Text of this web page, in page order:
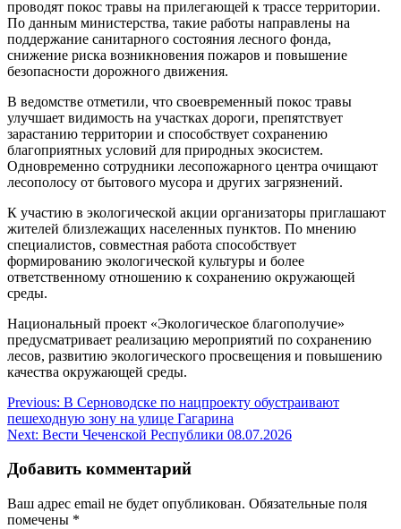
проводят покос травы на прилегающей к трассе территории.
По данным министерства, такие работы направлены на
поддержание санитарного состояния лесного фонда,
снижение риска возникновения пожаров и повышение
безопасности дорожного движения.
В ведомстве отметили, что своевременный покос травы
улучшает видимость на участках дороги, препятствует
зарастанию территории и способствует сохранению
благоприятных условий для природных экосистем.
Одновременно сотрудники лесопожарного центра очищают
лесополосу от бытового мусора и других загрязнений.
К участию в экологической акции организаторы приглашают
жителей близлежащих населенных пунктов. По мнению
специалистов, совместная работа способствует
формированию экологической культуры и более
ответственному отношению к сохранению окружающей
среды.
Национальный проект «Экологическое благополучие»
предусматривает реализацию мероприятий по сохранению
лесов, развитию экологического просвещения и повышению
качества окружающей среды.
Навигация
по
Previous: В Серноводске по нацпроекту обустраивают
пешеходную зону на улице Гагарина
Next: Вести Чеченской Республики 08.07.2026
Добавить комментарий
Ваш адрес email не будет опубликован. Обязательные поля
помечены *